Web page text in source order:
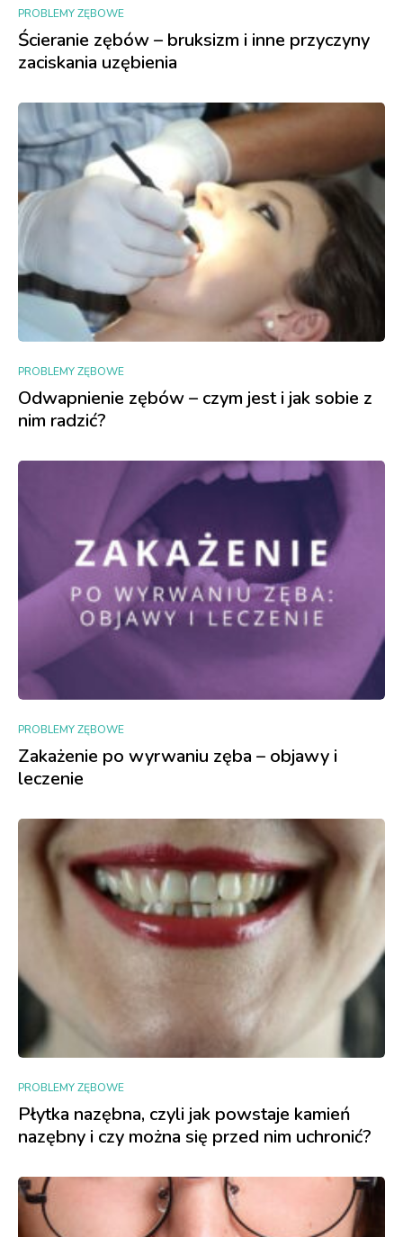
PROBLEMY ZĘBOWE
Ścieranie zębów – bruksizm i inne przyczyny
zaciskania uzębienia
PROBLEMY ZĘBOWE
Odwapnienie zębów – czym jest i jak sobie z
nim radzić?
PROBLEMY ZĘBOWE
Zakażenie po wyrwaniu zęba – objawy i
leczenie
PROBLEMY ZĘBOWE
Płytka nazębna, czyli jak powstaje kamień
nazębny i czy można się przed nim uchronić?